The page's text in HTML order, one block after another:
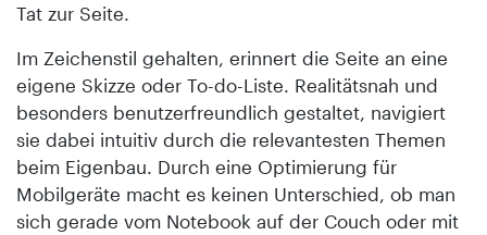
Tat zur Seite.
Im Zeichenstil gehalten, erinnert die Seite an eine
eigene Skizze oder To-do-Liste. Realitätsnah und
besonders benutzerfreundlich gestaltet, navigiert
sie dabei intuitiv durch die relevantesten Themen
beim Eigenbau. Durch eine Optimierung für
Mobilgeräte macht es keinen Unterschied, ob man
sich gerade vom Notebook auf der Couch oder mit